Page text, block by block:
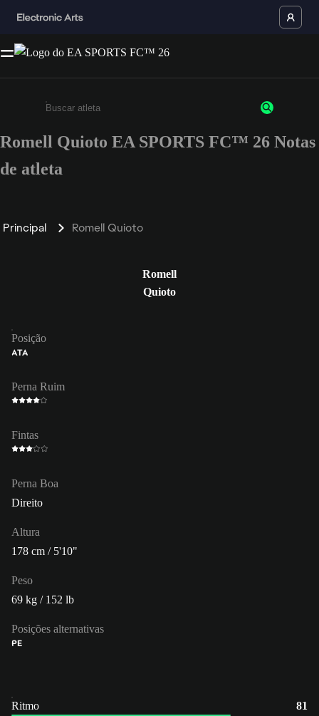
Insira pelo menos 3 caracteres ou números
Romell Quioto EA SPORTS FC™ 26 Notas
de atleta
Principal Romell Quioto
Romell
Quioto
Posição
ATA
Perna Ruim
Fintas
Perna Boa
Direito
Altura
178 cm / 5'10"
Peso
69 kg / 152 lb
Posições alternativas
PE
Ritmo
81